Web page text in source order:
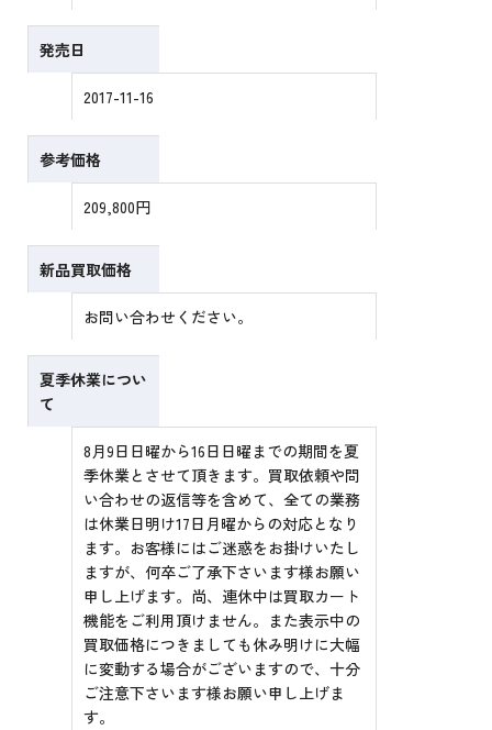
発売日
2017-11-16
参考価格
209,800円
新品買取価格
お問い合わせください。
夏季休業につい
て
8月9日日曜から16日日曜までの期間を夏
季休業とさせて頂きます。買取依頼や問
い合わせの返信等を含めて、全ての業務
は休業日明け17日月曜からの対応となり
ます。お客様にはご迷惑をお掛けいたし
ますが、何卒ご了承下さいます様お願い
申し上げます。尚、連休中は買取カート
機能をご利用頂けません。また表示中の
買取価格につきましても休み明けに大幅
に変動する場合がございますので、十分
ご注意下さいます様お願い申し上げま
す。